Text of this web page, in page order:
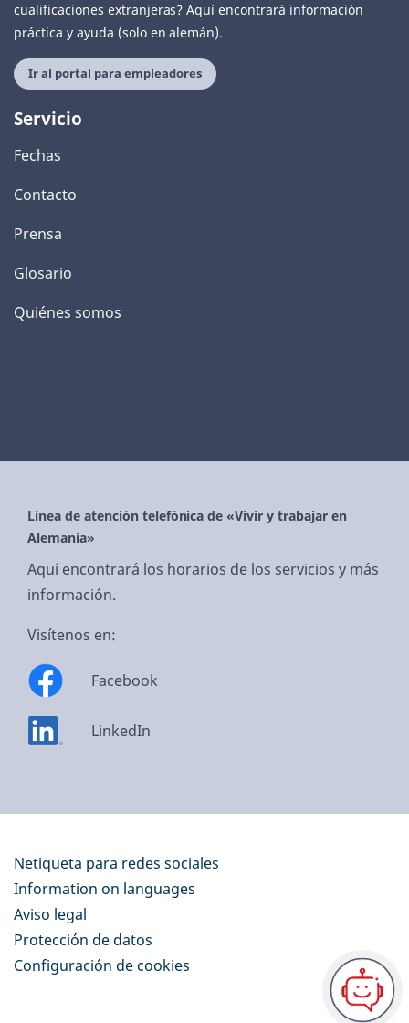
cualificaciones extranjeras? Aquí encontrará información
práctica y ayuda (solo en alemán).
Ir al portal para empleadores
Servicio
Fechas
Contacto
Prensa
Glosario
Quiénes somos
Línea de atención telefónica de «Vivir y trabajar en
Alemania»
Aquí encontrará los horarios de los servicios y más
información.
Visítenos en:
Facebook
LinkedIn
Netiqueta para redes sociales
Information on languages
Aviso legal
Protección de datos
Configuración de cookies